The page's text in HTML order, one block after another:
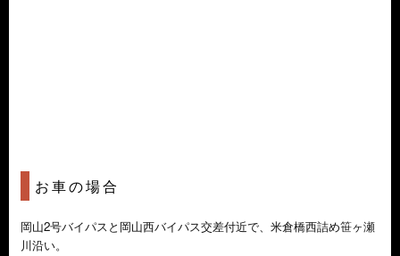
お車の場合
岡山2号バイパスと岡山西バイパス交差付近で、米倉橋西詰め笹ヶ瀬
川沿い。